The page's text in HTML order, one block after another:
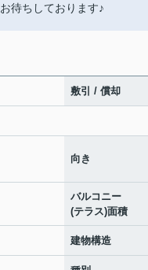
待ちしております♪
敷引 / 償却
向き
バルコニー
(テラス)面積
建物構造